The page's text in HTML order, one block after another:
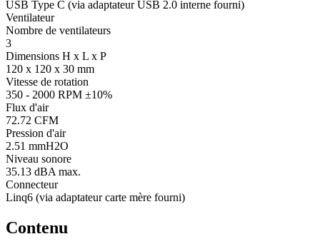
USB Type C (via adaptateur USB 2.0 interne fourni)
Ventilateur
Nombre de ventilateurs
3
Dimensions H x L x P
120 x 120 x 30 mm
Vitesse de rotation
350 - 2000 RPM ±10%
Flux d'air
72.72 CFM
Pression d'air
2.51 mmH2O
Niveau sonore
35.13 dBA max.
Connecteur
Linq6 (via adaptateur carte mère fourni)
Contenu